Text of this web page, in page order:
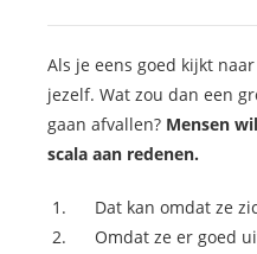
Als je eens goed kijkt
jezelf. Wat zou dan een
gaan afvallen? Mensen
scala aan redenen.
Dat kan omdat ze
Omdat ze er goed